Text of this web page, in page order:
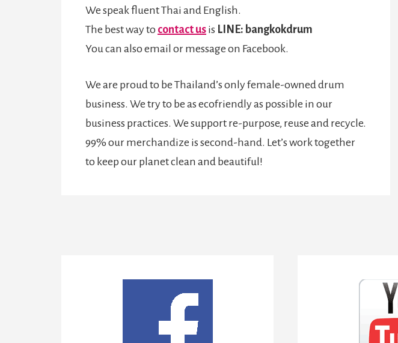
We speak fluent Thai and English.
The best way to contact us is LINE: bangkokdrum
You can also email or message on Facebook.
We are proud to be Thailand’s only female-owned drum
business. We try to be as ecofriendly as possible in our
business practices. We support re-purpose, reuse and recycle.
99% our merchandize is second-hand. Let’s work together
to keep our planet clean and beautiful!